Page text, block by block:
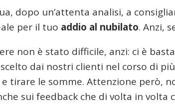
dopo un’attenta analisi, a
per il tuo addio al nubilato. Anzi,
non è stato difficile, anzi: ci è
dai nostri clienti nel corso di
tirare le somme. Attenzione però,
sui feedback che di volta in